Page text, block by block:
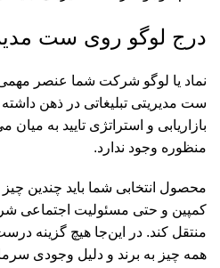
درج لوگو روی ست
نماد یا لوگو شرکت شما عنصر
ست مدیریتی تبلیغاتی در ذهن
بازاریابی و استراتژی تایید به
منظوره وجود ندارد.
محصول انتخابی شما باید چندین
کمپین و حتی مسئولیت اجتماعی
منتقل کند. در این‌جا هیچ گزینه
همه چیز به برند و دلیل وجودی